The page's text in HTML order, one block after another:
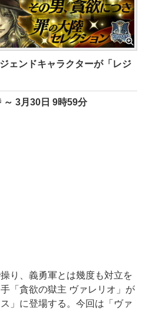
ェンドキャラクターが「レジ
～ 3月30日 9時59分
り、義勇軍とは幾度も対立を
「貪欲の獄主 ヴァレリオ」が
」に登場する。今回は「ヴァ